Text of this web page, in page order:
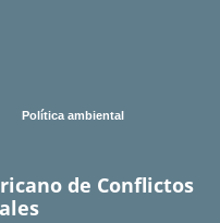
Política ambiental
de Conflictos